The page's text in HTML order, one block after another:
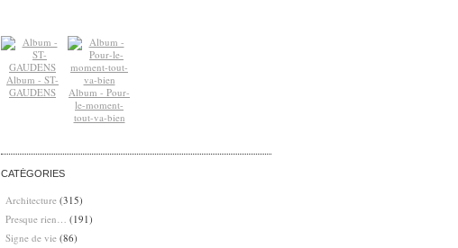
Album - ST-
GAUDENS
Album - Pour-
le-moment-
tout-va-bien
CATÉGORIES
Architecture (315)
Presque rien…
(191)
Signe de vie (86)